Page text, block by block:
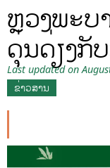
ຫຼວງພະບ
ດຸ່ນດ່ຽງກັ
Last updated on
ຂ່າວສານ